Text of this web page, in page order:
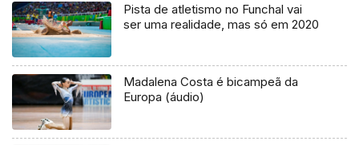
Pista de atletismo no Funchal vai
ser uma realidade, mas só em 2020
Madalena Costa é bicampeã da
Europa (áudio)